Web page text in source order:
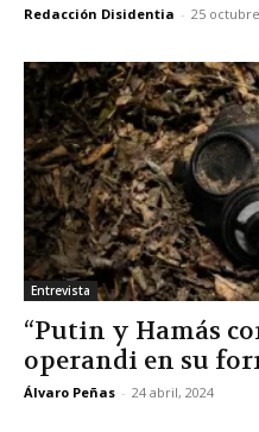
Redacción Disidentia - 25
Entrevista
“Putin y Hamás
operandi en su
Álvaro Peñas - 24 abril, 2024